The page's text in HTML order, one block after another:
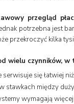
przegląd
potrzebna jest
przekroczyć kilka
wielu czynników, w
się łatwiej
stawkach między
wymagają